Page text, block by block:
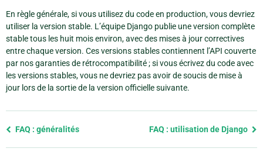
En règle générale, si vous utilisez du code en production, vous devriez
utiliser la version stable. L’équipe Django publie une version complète
stable tous les huit mois environ, avec des mises à jour correctives
entre chaque version. Ces versions stables contiennent l’API couverte
par nos garanties de rétrocompatibilité ; si vous écrivez du code avec
les versions stables, vous ne devriez pas avoir de soucis de mise à
jour lors de la sortie de la version officielle suivante.
Previous
FAQ : généralités FAQ : utilisation de Django